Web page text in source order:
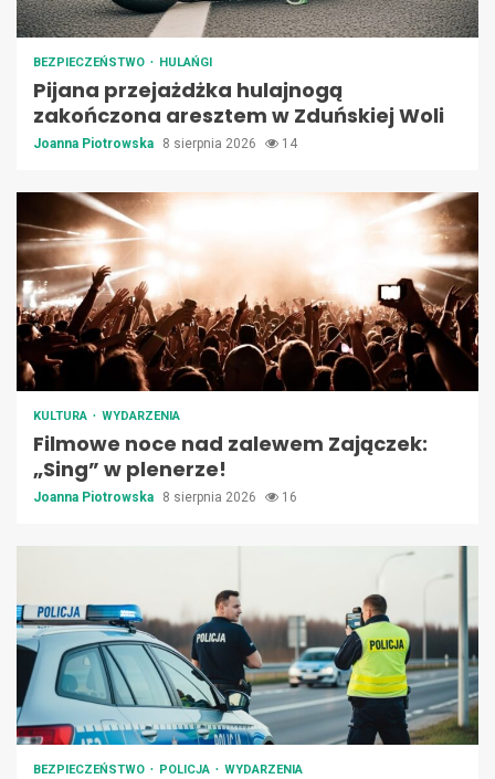
BEZPIECZEŃSTWO HULAŃGI
Pijana przejażdżka hulajnogą
zakończona aresztem w Zduńskiej Woli
Joanna Piotrowska 8 sierpnia 2026 14
KULTURA WYDARZENIA
Filmowe noce nad zalewem Zajączek:
„Sing” w plenerze!
Joanna Piotrowska 8 sierpnia 2026 16
BEZPIECZEŃSTWO POLICJA WYDARZENIA